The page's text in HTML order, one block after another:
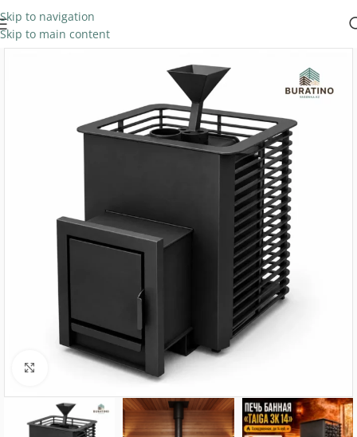
Skip to navigation
Skip to main content
Нажмите, чтобы увеличить